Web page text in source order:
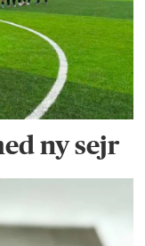
ny sejr